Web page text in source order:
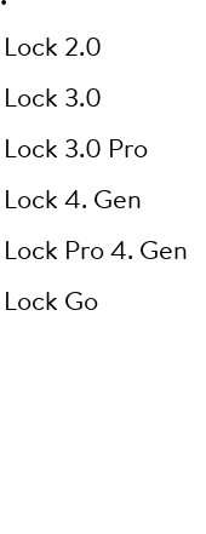
2.0
3.0
3.0 Pro
4. Gen
Pro 4. Gen
Go